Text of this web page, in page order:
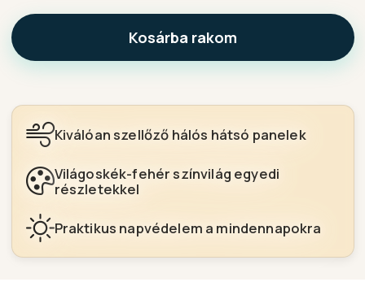
Kosárba rakom
Kiválóan szellőző hálós hátsó panelek
Világoskék-fehér színvilág egyedi
részletekkel
Praktikus napvédelem a mindennapokra